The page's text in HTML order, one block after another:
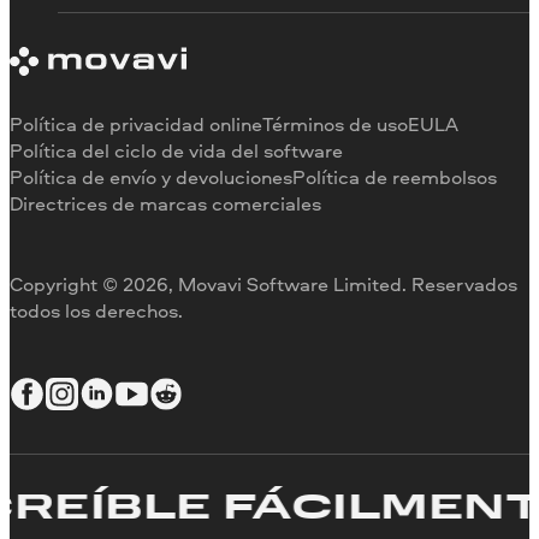
Limitaciones de la versión de prueba
Reembolso
Testimonios
Por qué elegirnos
Para el trabajo
Copyright © 2026, Movavi Software Limited. Reservados
todos los derechos.
Política de privacidad onlineTérminos de usoEULA
Política del ciclo de vida del software
Política de envío y devolucionesPolítica de reembolsos
Directrices de marcas comerciales
FÁCILMENTE